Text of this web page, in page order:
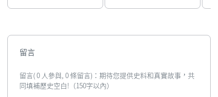
留言
留言( 0 人參與, 0 條留言)：期待您提供史料和真實故事，共
同填補歷史空白!（150字以內）